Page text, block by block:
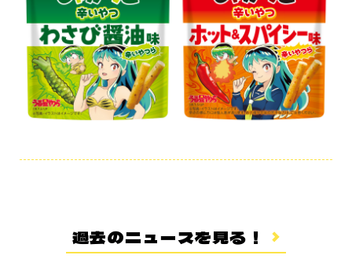
過去のニュースを見る！